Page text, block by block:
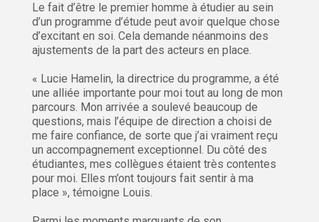
Le fait d’être le premier homme à étudier au sein
d’un programme d’étude peut avoir quelque chose
d’excitant en soi. Cela demande néanmoins des
ajustements de la part des acteurs en place.
« Lucie Hamelin, la directrice du programme, a été
une alliée importante pour moi tout au long de mon
parcours. Mon arrivée a soulevé beaucoup de
questions, mais l’équipe de direction a choisi de
me faire confiance, de sorte que j’ai vraiment reçu
un accompagnement exceptionnel. Du côté des
étudiantes, mes collègues étaient très contentes
pour moi. Elles m’ont toujours fait sentir à ma
place », témoigne Louis.